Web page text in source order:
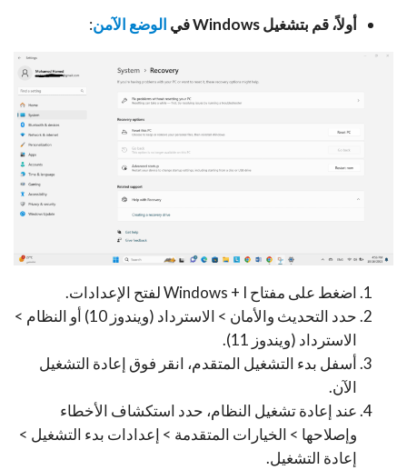
أولاً، قم بتشغيل Windows في الوضع الآمن:
اضغط على مفتاح Windows + I لفتح الإعدادات.
حدد التحديث والأمان > الاسترداد (ويندوز 10) أو النظام >
الاسترداد (ويندوز 11).
أسفل بدء التشغيل المتقدم، انقر فوق إعادة التشغيل
الآن.
عند إعادة تشغيل النظام، حدد استكشاف الأخطاء
وإصلاحها > الخيارات المتقدمة > إعدادات بدء التشغيل >
إعادة التشغيل.